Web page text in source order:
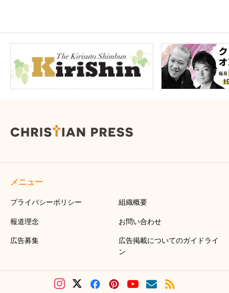
メニュー
プライバシーポリシー 組織概要
報道理念 お問い合わせ
広告募集
広告掲載についてのガイドライ
ン